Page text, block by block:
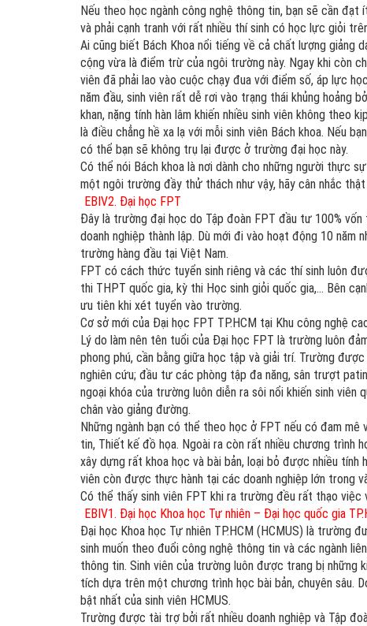
Nếu theo học ngành công nghệ thông tin, bạn sẽ cần
và phải cạnh tranh với rất nhiều thí sinh có học lực giỏi
Ai cũng biết Bách Khoa nổi tiếng về cả chất lượng giảng
cộng vừa là điểm trừ của ngôi trường này. Ngay khi còn
viên đã phải lao vào cuộc chạy đua với điểm số, áp lực
năm đầu, sinh viên rất dễ rơi vào trạng thái khủng hoảng
khan, nặng tính hàn lâm khiến nhiều sinh viên không theo
là điều chẳng hề xa lạ với mỗi sinh viên Bách khoa. Nếu
có thể bạn sẽ không trụ lại được ở trường đại học này.
Có thể nói Bách khoa là nơi dành cho những người thực
một ngôi trường đầy thử thách như vậy, hãy cân nhắc
EBIV2. Đại học FPT
Đây là trường đại học do Tập đoàn FPT đầu tư 100%
doanh nghiệp thành lập. Dù mới đi vào hoạt động 10
trường hàng đầu tại Việt Nam.
FPT có cách thức tuyển sinh riêng và các thí sinh luôn
thi THPT quốc gia, kỳ thi Học sinh giỏi quốc gia,… Bên
ưu tiên khi xét tuyển vào trường.
Cơ sở mới của Đại học FPT TP.HCM tại Khu công nghệ
Lý do làm nên tên tuổi của Đại học FPT là trường luôn
phong phú, cần bằng giữa học tập và giải trí. Trường
nghiên cứu; đầu tư các phòng tập đa năng, sân trượt
ngoại khóa của trường luôn diễn ra sôi nổi khiến sinh
chân vào giảng đường.
Những ngành bạn có thể theo học ở FPT nếu có đam
tin, Thiết kế đồ họa. Ngoài ra còn rất nhiều chương trình
xây dựng rất khoa học và bài bản, loại bỏ được nhiều tính
viên còn được thực hành tại các doanh nghiệp lớn trong
Có thể thấy sinh viên FPT khi ra trường đều rất thạo
EBIV1. Đại học Khoa học Tự nhiên – Đại học quốc gia
Đại học Khoa học Tự nhiên TP.HCM (HCMUS) là trường
sinh muốn theo đuổi công nghệ thông tin và các ngành
thông tin. Sinh viên của trường luôn được trang bị những
tích dựa trên một chương trình học bài bản, chuyên sâu.
bật nhất của sinh viên HCMUS.
Trường được tài trợ bởi rất nhiều doanh nghiệp và Tập